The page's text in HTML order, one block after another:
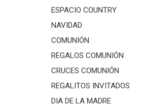
ESPACIO COUNTRY
NAVIDAD
COMUNIÓN
REGALOS COMUNIÓN
CRUCES COMUNIÓN
REGALITOS INVITADOS
DIA DE LA MADRE